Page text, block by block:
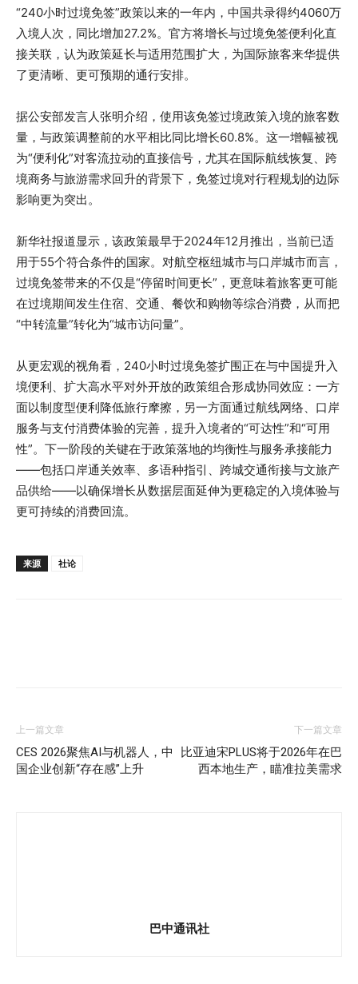
“240小时过境免签”政策以来的一年内，中国共录得约4060万
入境人次，同比增加27.2%。官方将增长与过境免签便利化直
接关联，认为政策延长与适用范围扩大，为国际旅客来华提供
了更清晰、更可预期的通行安排。
据公安部发言人张明介绍，使用该免签过境政策入境的旅客数
量，与政策调整前的水平相比同比增长60.8%。这一增幅被视
为“便利化”对客流拉动的直接信号，尤其在国际航线恢复、跨
境商务与旅游需求回升的背景下，免签过境对行程规划的边际
影响更为突出。
新华社报道显示，该政策最早于2024年12月推出，当前已适
用于55个符合条件的国家。对航空枢纽城市与口岸城市而言，
过境免签带来的不仅是“停留时间更长”，更意味着旅客更可能
在过境期间发生住宿、交通、餐饮和购物等综合消费，从而把
“中转流量”转化为“城市访问量”。
从更宏观的视角看，240小时过境免签扩围正在与中国提升入
境便利、扩大高水平对外开放的政策组合形成协同效应：一方
面以制度型便利降低旅行摩擦，另一方面通过航线网络、口岸
服务与支付消费体验的完善，提升入境者的“可达性”和“可用
性”。下一阶段的关键在于政策落地的均衡性与服务承接能力
——包括口岸通关效率、多语种指引、跨城交通衔接与文旅产
品供给——以确保增长从数据层面延伸为更稳定的入境体验与
更可持续的消费回流。
来源 社论
上一篇文章
CES 2026聚焦AI与机器人，中
国企业创新“存在感”上升
下一篇文章
比亚迪宋PLUS将于2026年在巴
西本地生产，瞄准拉美需求
巴中通讯社